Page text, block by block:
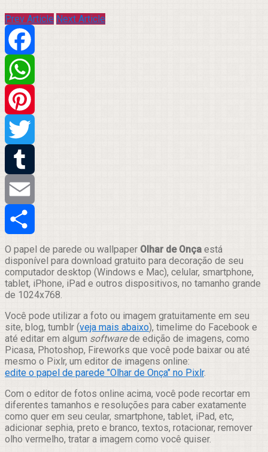
Prev Article Next Article
Facebook
WhatsApp
Pinterest
Twitter
Tumblr
Email
Compartilhar
O papel de parede ou wallpaper Olhar de Onça está
disponível para download gratuito para decoração de seu
computador desktop (Windows e Mac), celular, smartphone,
tablet, iPhone, iPad e outros dispositivos, no tamanho grande
de 1024x768.
Você pode utilizar a foto ou imagem gratuitamente em seu
site, blog, tumblr (veja mais abaixo), timelime do Facebook e
até editar em algum softwarede edição de imagens, como
Picasa, Photoshop, Fireworks que você pode baixar ou até
mesmo o Pixlr, um editor de imagens online:
edite o papel de parede "Olhar de Onça" no Pixlr.
Com o editor de fotos online acima, você pode recortar em
diferentes tamanhos e resoluções para caber exatamente
como quer em seu ceular, smartphone, tablet, iPad, etc,
adicionar sephia, preto e branco, textos, rotacionar, remover
olho vermelho, tratar a imagem como você quiser.